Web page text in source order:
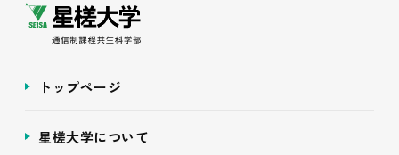
トップページ
星槎大学について